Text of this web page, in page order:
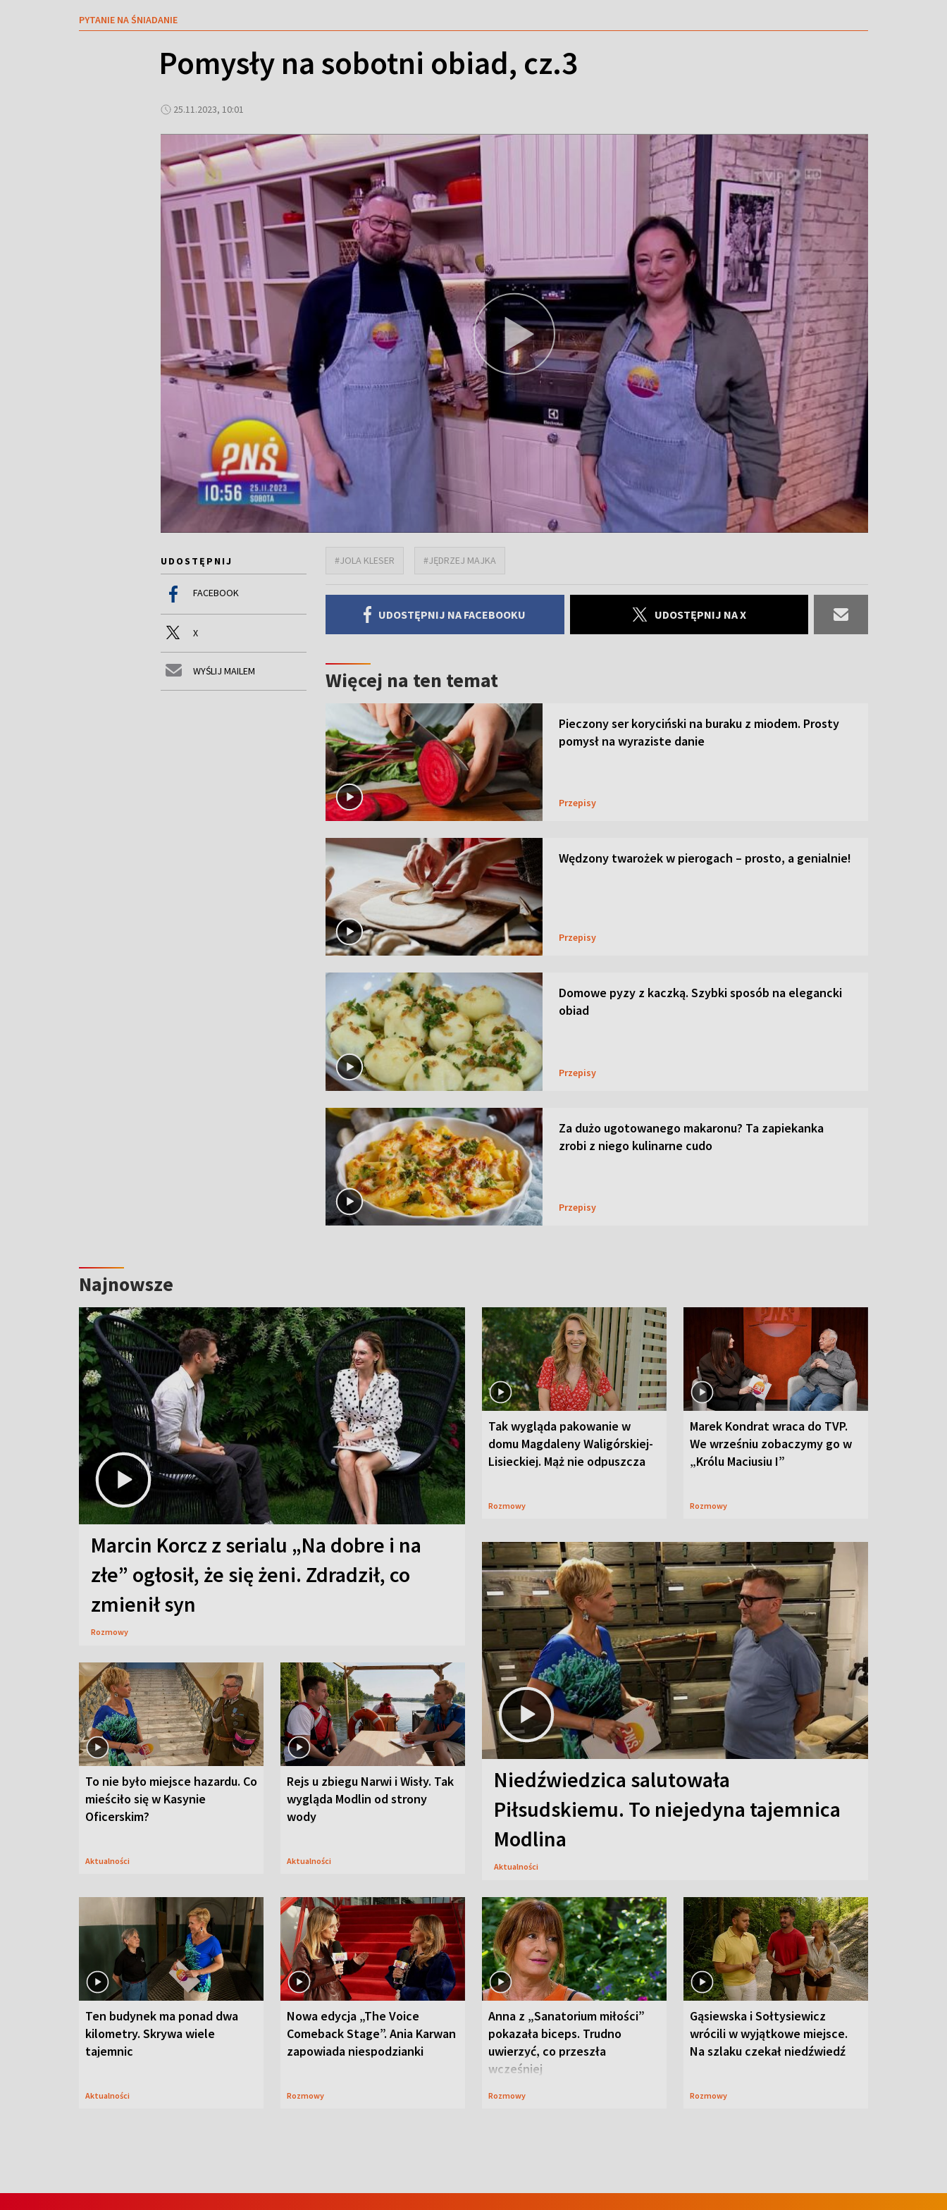
PYTANIE NA ŚNIADANIE
Pomysły na sobotni obiad, cz.3
25.11.2023, 10:01
UDOSTĘPNIJ
FACEBOOK
X
WYŚLIJ MAILEM
#JOLA KLESER #JĘDRZEJ MAJKA
UDOSTĘPNIJ NA FACEBOOKU UDOSTĘPNIJ NA X
Więcej na ten temat
Pieczony ser koryciński na buraku z miodem. Prosty
pomysł na wyraziste danie
Przepisy
Wędzony twarożek w pierogach – prosto, a genialnie!
Przepisy
Domowe pyzy z kaczką. Szybki sposób na elegancki
obiad
Przepisy
Za dużo ugotowanego makaronu? Ta zapiekanka
zrobi z niego kulinarne cudo
Przepisy
Najnowsze
Marcin Korcz z serialu „Na dobre i na
złe” ogłosił, że się żeni. Zdradził, co
zmienił syn
Rozmowy
Tak wygląda pakowanie w
domu Magdaleny Waligórskiej-
Lisieckiej. Mąż nie odpuszcza
Rozmowy
Marek Kondrat wraca do TVP.
We wrześniu zobaczymy go w
„Królu Maciusiu I”
Rozmowy
To nie było miejsce hazardu. Co
mieściło się w Kasynie
Oficerskim?
Aktualności
Rejs u zbiegu Narwi i Wisły. Tak
wygląda Modlin od strony
wody
Aktualności
Niedźwiedzica salutowała
Piłsudskiemu. To niejedyna tajemnica
Modlina
Aktualności
Ten budynek ma ponad dwa
kilometry. Skrywa wiele
tajemnic
Aktualności
Nowa edycja „The Voice
Comeback Stage”. Ania Karwan
zapowiada niespodzianki
Rozmowy
Anna z „Sanatorium miłości”
pokazała biceps. Trudno
uwierzyć, co przeszła
wcześniej
Rozmowy
Gąsiewska i Sołtysiewicz
wrócili w wyjątkowe miejsce.
Na szlaku czekał niedźwiedź
Rozmowy